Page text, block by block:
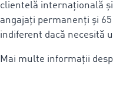
clientelă internațională
angajați permanenți și
indiferent dacă necesită
Mai multe informații